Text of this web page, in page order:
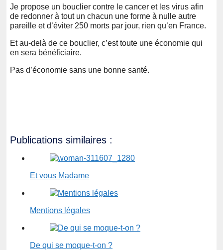
Je propose un bouclier contre le cancer et les virus afin
de redonner à tout un chacun une forme à nulle autre
pareille et d’éviter 250 morts par jour, rien qu’en France.
Et au-delà de ce bouclier, c’est toute une économie qui
en sera bénéficiaire.
Pas d’économie sans une bonne santé.
Publications similaires :
Et vous Madame
Mentions légales
De qui se moque-t-on ?